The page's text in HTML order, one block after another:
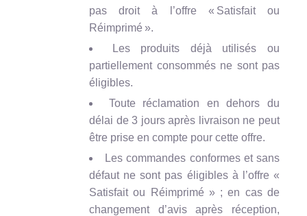
pas droit à l’offre « Satisfait ou
Réimprimé ».
Les produits déjà utilisés ou
partiellement consommés ne sont pas
éligibles.
Toute réclamation en dehors du
délai de 3 jours après livraison ne peut
être prise en compte pour cette offre.
Les commandes conformes et sans
défaut ne sont pas éligibles à l’offre «
Satisfait ou Réimprimé » ; en cas de
changement d’avis après réception,